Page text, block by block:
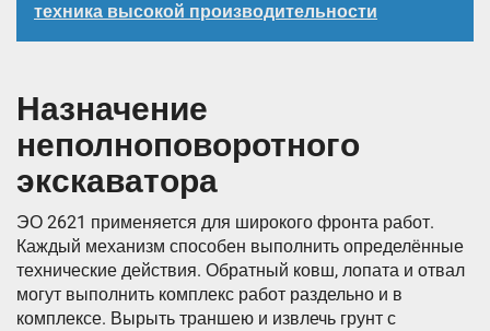
техника высокой производительности
Назначение
неполноповоротного
экскаватора
ЭО 2621 применяется для широкого фронта работ.
Каждый механизм способен выполнить определённые
технические действия. Обратный ковш, лопата и отвал
могут выполнить комплекс работ раздельно и в
комплексе. Вырыть траншею и извлечь грунт с